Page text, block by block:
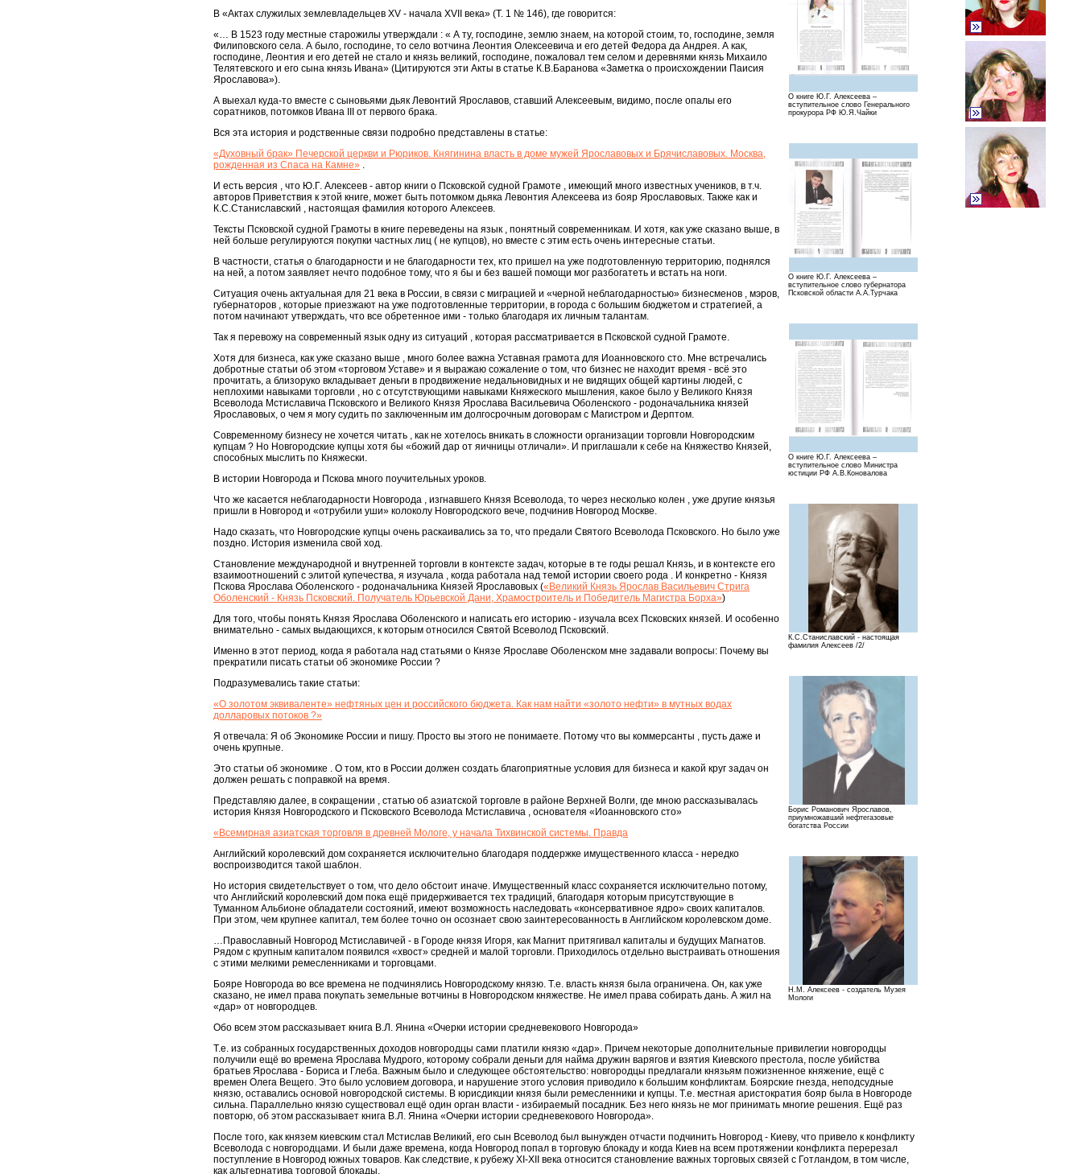
О книге Ю.Г. Алексеева –
вступительное слово Генерального
прокурора РФ Ю.Я.Чайки
О книге Ю.Г. Алексеева –
вступительное слово губернатора
Псковской области А.А.Турчака
О книге Ю.Г. Алексеева –
вступительное слово Министра
юстиции РФ А.В.Коновалова
К.С.Станиславский - настоящая
фамилия Алексеев /2/
Борис Романович Ярославов,
приумножавший нефтегазовые
богатства России
Н.М. Алексеев - создатель Музея
Мологи
В «Актах служилых землевладельцев XV - начала XVII века» (Т. 1 № 146), где говорится:
«… В 1523 году местные старожилы утверждали : « А ту, господине, землю знаем, на которой стоим, то, господине, земля
Филиповского села. А было, господине, то село вотчина Леонтия Олексеевича и его детей Федора да Андрея. А как,
господине, Леонтия и его детей не стало и князь великий, господине, пожаловал тем селом и деревнями князь Михаило
Телятевского и его сына князь Ивана» (Цитируются эти Акты в статье К.В.Баранова «Заметка о происхождении Паисия
Ярославова»).
А выехал куда-то вместе с сыновьями дьяк Левонтий Ярославов, ставший Алексеевым, видимо, после опалы его
соратников, потомков Ивана III от первого брака.
Вся эта история и родственные связи подробно представлены в статье:
«Духовный брак» Печерской церкви и Рюриков. Княгинина власть в доме мужей Ярославовых и Брячиславовых. Москва,
рожденная из Спаса на Камне» .
И есть версия , что Ю.Г. Алексеев - автор книги о Псковской судной Грамоте , имеющий много известных учеников, в т.ч.
авторов Приветствия к этой книге, может быть потомком дьяка Левонтия Алексеева из бояр Ярославовых. Также как и
К.С.Станиславский , настоящая фамилия которого Алексеев.
Тексты Псковской судной Грамоты в книге переведены на язык , понятный современникам. И хотя, как уже сказано выше, в
ней больше регулируются покупки частных лиц ( не купцов), но вместе с этим есть очень интересные статьи.
В частности, статья о благодарности и не благодарности тех, кто пришел на уже подготовленную территорию, поднялся
на ней, а потом заявляет нечто подобное тому, что я бы и без вашей помощи мог разбогатеть и встать на ноги.
Ситуация очень актуальная для 21 века в России, в связи с миграцией и «черной неблагодарностью» бизнесменов , мэров,
губернаторов , которые приезжают на уже подготовленные территории, в города с большим бюджетом и стратегией, а
потом начинают утверждать, что все обретенное ими - только благодаря их личным талантам.
Так я перевожу на современный язык одну из ситуаций , которая рассматривается в Псковской судной Грамоте.
Хотя для бизнеса, как уже сказано выше , много более важна Уставная грамота для Иоанновского сто. Мне встречались
добротные статьи об этом «торговом Уставе» и я выражаю сожаление о том, что бизнес не находит время - всё это
прочитать, а близоруко вкладывает деньги в продвижение недальновидных и не видящих общей картины людей, с
неплохими навыками торговли , но с отсутствующими навыками Княжеского мышления, какое было у Великого Князя
Всеволода Мстиславича Псковского и Великого Князя Ярослава Васильевича Оболенского - родоначальника князей
Ярославовых, о чем я могу судить по заключенным им долгосрочным договорам с Магистром и Дерптом.
Современному бизнесу не хочется читать , как не хотелось вникать в сложности организации торговли Новгородским
купцам ? Но Новгородские купцы хотя бы «божий дар от яичницы отличали». И приглашали к себе на Княжество Князей,
способных мыслить по Княжески.
В истории Новгорода и Пскова много поучительных уроков.
Что же касается неблагодарности Новгорода , изгнавшего Князя Всеволода, то через несколько колен , уже другие князья
пришли в Новгород и «отрубили уши» колоколу Новгородского вече, подчинив Новгород Москве.
Надо сказать, что Новгородские купцы очень раскаивались за то, что предали Святого Всеволода Псковского. Но было уже
поздно. История изменила свой ход.
Становление международной и внутренней торговли в контексте задач, которые в те годы решал Князь, и в контексте его
взаимоотношений с элитой купечества, я изучала , когда работала над темой истории своего рода . И конкретно - Князя
Пскова Ярослава Оболенского - родоначальника Князей Ярославовых («Великий Князь Ярослав Васильевич Стрига
Оболенский - Князь Псковский. Получатель Юрьевской Дани, Храмостроитель и Победитель Магистра Борха»)
Для того, чтобы понять Князя Ярослава Оболенского и написать его историю - изучала всех Псковских князей. И особенно
внимательно - самых выдающихся, к которым относился Святой Всеволод Псковский.
Именно в этот период, когда я работала над статьями о Князе Ярославе Оболенском мне задавали вопросы: Почему вы
прекратили писать статьи об экономике России ?
Подразумевались такие статьи:
«О золотом эквиваленте» нефтяных цен и российского бюджета. Как нам найти «золото нефти» в мутных водах
долларовых потоков ?»
Я отвечала: Я об Экономике России и пишу. Просто вы этого не понимаете. Потому что вы коммерсанты , пусть даже и
очень крупные.
Это статьи об экономике . О том, кто в России должен создать благоприятные условия для бизнеса и какой круг задач он
должен решать с поправкой на время.
Представляю далее, в сокращении , статью об азиатской торговле в районе Верхней Волги, где мною рассказывалась
история Князя Новгородского и Псковского Всеволода Мстиславича , основателя «Иоанновского сто»
«Всемирная азиатская торговля в древней Мологе, у начала Тихвинской системы. Правда
Английский королевский дом сохраняется исключительно благодаря поддержке имущественного класса - нередко
воспроизводится такой шаблон.
Но история свидетельствует о том, что дело обстоит иначе. Имущественный класс сохраняется исключительно потому,
что Английский королевский дом пока ещё придерживается тех традиций, благодаря которым присутствующие в
Туманном Альбионе обладатели состояний, имеют возможность наследовать «консервативное ядро» своих капиталов.
При этом, чем крупнее капитал, тем более точно он осознает свою заинтересованность в Английском королевском доме.
…Православный Новгород Мстиславичей - в Городе князя Игоря, как Магнит притягивал капиталы и будущих Магнатов.
Рядом с крупным капиталом появился «хвост» средней и малой торговли. Приходилось отдельно выстраивать отношения
с этими мелкими ремесленниками и торговцами.
Бояре Новгорода во все времена не подчинялись Новгородскому князю. Т.е. власть князя была ограничена. Он, как уже
сказано, не имел права покупать земельные вотчины в Новгородском княжестве. Не имел права собирать дань. А жил на
«дар» от новгородцев.
Обо всем этом рассказывает книга В.Л. Янина «Очерки истории средневекового Новгорода»
Т.е. из собранных государственных доходов новгородцы сами платили князю «дар». Причем некоторые дополнительные привилегии новгородцы
получили ещё во времена Ярослава Мудрого, которому собрали деньги для найма дружин варягов и взятия Киевского престола, после убийства
братьев Ярослава - Бориса и Глеба. Важным было и следующее обстоятельство: новгородцы предлагали князьям пожизненное княжение, ещё с
времен Олега Вещего. Это было условием договора, и нарушение этого условия приводило к большим конфликтам. Боярские гнезда, неподсудные
князю, оставались основой новгородской системы. В юрисдикции князя были ремесленники и купцы. Т.е. местная аристократия бояр была в Новгороде
сильна. Параллельно князю существовал ещё один орган власти - избираемый посадник. Без него князь не мог принимать многие решения. Ещё раз
повторю, об этом рассказывает книга В.Л. Янина «Очерки истории средневекового Новгорода».
После того, как князем киевским стал Мстислав Великий, его сын Всеволод был вынужден отчасти подчинить Новгород - Киеву, что привело к конфликту
Всеволода с новгородцами. И были даже времена, когда Новгород попал в торговую блокаду и когда Киев на всем протяжении конфликта перерезал
поступление в Новгород южных товаров. Как следствие, к рубежу XI-XII века относится становление важных торговых связей с Готландом, в том числе,
как альтернатива торговой блокады.